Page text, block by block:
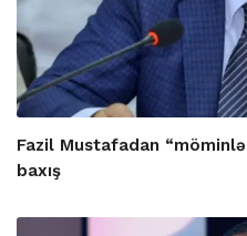
Fazil Mustafadan
baxış